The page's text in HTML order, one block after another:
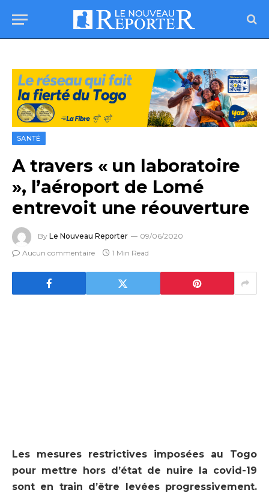
SANTÉ
A travers « un laboratoire
», l’aéroport de Lomé
entrevoit une réouverture
By Le Nouveau Reporter
09/06/2020
Aucun commentaire
1 Min Read
Les mesures restrictives imposées au Togo
pour mettre hors d’état de nuire la covid-19
sont en train d’être levées progressivement.